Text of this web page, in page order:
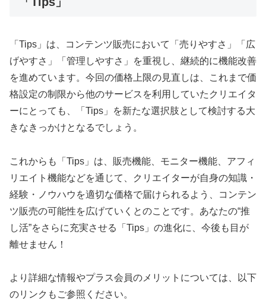
「Tips」は、コンテンツ販売において「売りやすさ」「広
げやすさ」「管理しやすさ」を重視し、継続的に機能改善
を進めています。今回の価格上限の見直しは、これまで価
格設定の制限から他のサービスを利用していたクリエイタ
ーにとっても、「Tips」を新たな選択肢として検討する大
きなきっかけとなるでしょう。
これからも「Tips」は、販売機能、モニター機能、アフィ
リエイト機能などを通じて、クリエイターが自身の知識・
経験・ノウハウを適切な価格で届けられるよう、コンテン
ツ販売の可能性を広げていくとのことです。あなたの“推
し活”をさらに充実させる「Tips」の進化に、今後も目が
離せません！
より詳細な情報やプラス会員のメリットについては、以下
のリンクもご参照ください。